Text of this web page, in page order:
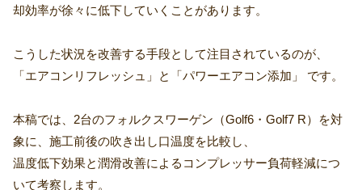
却効率が徐々に低下していくことがあります。
こうした状況を改善する手段として注目されているのが、
「エアコンリフレッシュ」と「パワーエアコン添加」 です。
本稿では、2台のフォルクスワーゲン（Golf6・Golf7 R）を対
象に、施工前後の吹き出し口温度を比較し、
温度低下効果と潤滑改善によるコンプレッサー負荷軽減につ
いて考察します。